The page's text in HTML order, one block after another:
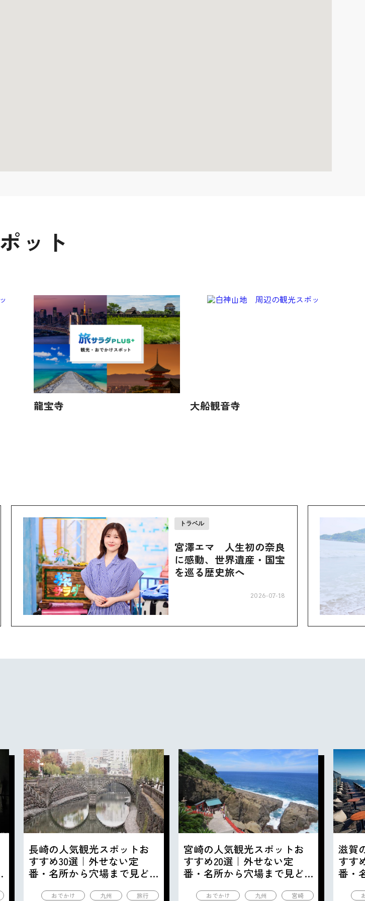
ット
龍宝寺 大船観音寺
トラベル
宮澤エマ 人生初の奈良
に感動、世界遺産・国宝
を巡る歴史旅へ
2026-07-18
長崎の人気観光スポットお
すすめ30選｜外せない定
番・名所から穴場まで見ど
おでかけ 九州 旅行
宮崎の人気観光スポットお
すすめ20選｜外せない定
番・名所から穴場まで見ど
おでかけ 九州 宮崎
滋賀
すす
番・